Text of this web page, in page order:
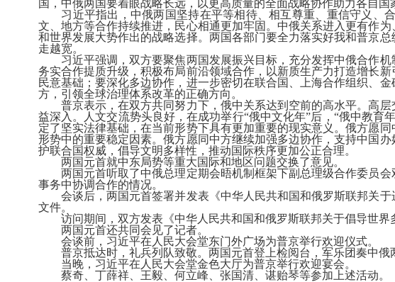
国，中俄两国要着眼战略长远，以更高质量的全面战略协作助力各自
习近平指出，中俄两国坚持在平等相待、相互尊重、重信守义、
文、地方等合作持续推进，民心相通更加牢固。中俄关系进入更有作
和世界发展大势作出的战略选择。两国各部门要全力落实好我和普京
走越宽。
习近平强调，双方要聚焦两国发展振兴目标，充分发挥中俄合作机
务实合作提质升级，积极布局前沿领域合作，以新质生产力打造增长
民意基础；要深化多边协作，进一步密切在联合国、上海合作组织、
方，引领全球治理体系改革的正确方向。
普京表示，在双方共同努力下，俄中关系达到空前的高水平。高层
益深入。人文交流势头良好，在成功举行“俄中文化年”后，“俄中教
定了坚实法律基础，在当前形势下具有更加重要的现实意义。俄方愿
形势中的重要稳定因素。俄方愿同中方继续加强多边协作，支持中国
护联合国权威，倡导文明多样性，推动国际秩序更加公正合理。
两国元首就中东局势等重大国际和地区问题交换了意见。
两国元首听取了中俄总理定期会晤机制框架下副总理级合作委员会
事务中协调合作的情况。
会谈后，两国元首签署并发表《中华人民共和国和俄罗斯联邦关于
文件。
访问期间，双方发表《中华人民共和国和俄罗斯联邦关于倡导世界
两国元首还共同会见了记者。
会谈前，习近平在人民大会堂东门外广场为普京举行欢迎仪式。
普京抵达时，礼兵列队致敬。两国元首登上检阅台，军乐团奏中俄
当晚，习近平在人民大会堂金色大厅为普京举行欢迎宴会。
蔡奇、丁薛祥、王毅、何立峰、张国清、谌贻琴等参加上述活动。